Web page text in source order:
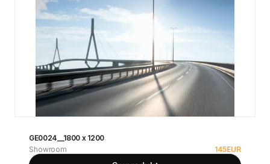
GE0024__1800 x 1200
Showroom
145EUR